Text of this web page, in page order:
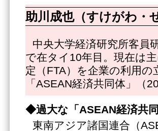
助川成也（すけがわ・
中央大学経済研究所客員
で在タイ10年目。現在は
定（FTA）を企業の利用
「ASEAN経済共同体」（
◆過大な「ASEAN経済共
東南アジア諸国連合（